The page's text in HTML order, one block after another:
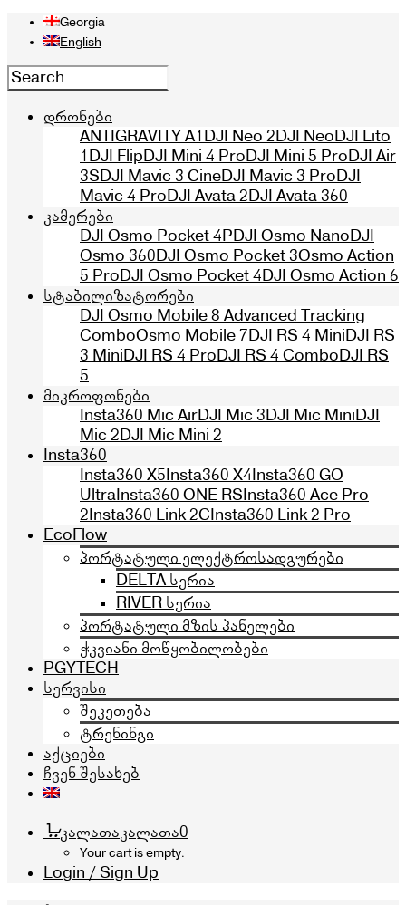
Georgia
English
დრონები
ANTIGRAVITY A1DJI Neo 2DJI NeoDJI Lito
1DJI FlipDJI Mini 4 ProDJI Mini 5 ProDJI Air
3SDJI Mavic 3 CineDJI Mavic 3 ProDJI
Mavic 4 ProDJI Avata 2DJI Avata 360
კამერები
DJI Osmo Pocket 4PDJI Osmo NanoDJI
Osmo 360DJI Osmo Pocket 3Osmo Action
5 ProDJI Osmo Pocket 4DJI Osmo Action 6
სტაბილიზატორები
DJI Osmo Mobile 8 Advanced Tracking
ComboOsmo Mobile 7DJI RS 4 MiniDJI RS
3 MiniDJI RS 4 ProDJI RS 4 ComboDJI RS
5
მიკროფონები
Insta360 Mic AirDJI Mic 3DJI Mic MiniDJI
Mic 2DJI Mic Mini 2
Insta360
Insta360 X5Insta360 X4Insta360 GO
UltraInsta360 ONE RSInsta360 Ace Pro
2Insta360 Link 2CInsta360 Link 2 Pro
EcoFlow
პორტატული ელექტროსადგურები
DELTA სერია
RIVER სერია
პორტატული მზის პანელები
ჭკვიანი მოწყობილობები
PGYTECH
სერვისი
შეკეთება
ტრენინგი
აქციები
ჩვენ შესახებ
კალათაკალათა0
Your cart is empty.
Login / Sign Up